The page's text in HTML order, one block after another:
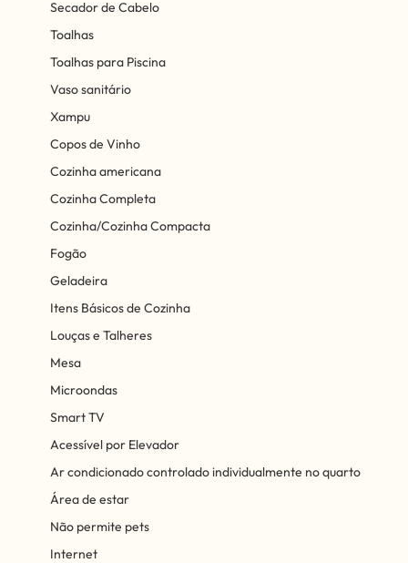
Secador de Cabelo
Toalhas
Toalhas para Piscina
Vaso sanitário
Xampu
Copos de Vinho
Cozinha americana
Cozinha Completa
Cozinha/Cozinha Compacta
Fogão
Geladeira
Itens Básicos de Cozinha
Louças e Talheres
Mesa
Microondas
Smart TV
Acessível por Elevador
Ar condicionado controlado individualmente no quarto
Área de estar
Não permite pets
Internet